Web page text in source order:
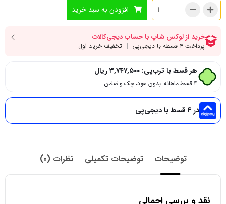
افزودن به سبد خرید
هر قسط با ترب‌پی: ۳,۷۴۷,۵۰۰ریال
۴ قسط ماهانه. بدون سود، چک و ضامن.
در ۴ قسط با دیجی‌پی
توضیحات توضیحات تکمیلی نظرات (0)
نقد و بررسی اجمالی